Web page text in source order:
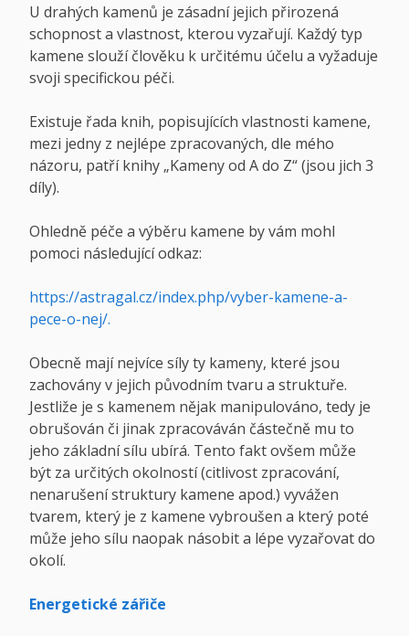
U drahých kamenů je zásadní jejich přirozená
schopnost a vlastnost, kterou vyzařují. Každý typ
kamene slouží člověku k určitému účelu a vyžaduje
svoji specifickou péči.
Existuje řada knih, popisujících vlastnosti kamene,
mezi jedny z nejlépe zpracovaných, dle mého
názoru, patří knihy „Kameny od A do Z“ (jsou jich 3
díly).
Ohledně péče a výběru kamene by vám mohl
pomoci následující odkaz:
https://astragal.cz/index.php/vyber-kamene-a-
pece-o-nej/.
Obecně mají nejvíce síly ty kameny, které jsou
zachovány v jejich původním tvaru a struktuře.
Jestliže je s kamenem nějak manipulováno, tedy je
obrušován či jinak zpracováván částečně mu to
jeho základní sílu ubírá. Tento fakt ovšem může
být za určitých okolností (citlivost zpracování,
nenarušení struktury kamene apod.) vyvážen
tvarem, který je z kamene vybroušen a který poté
může jeho sílu naopak násobit a lépe vyzařovat do
okolí.
Energetické zářiče